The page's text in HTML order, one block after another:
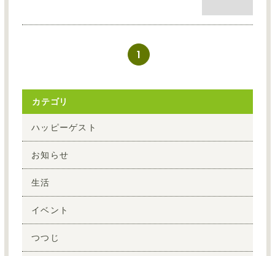
1
カテゴリ
ハッピーゲスト
お知らせ
生活
イベント
つつじ